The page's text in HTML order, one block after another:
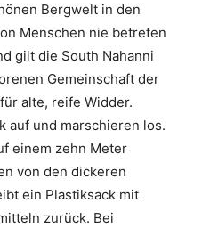
Bergwelt in den
Menschen nie betreten
gilt die South Nahanni
Gemeinschaft der
alte, reife Widder.
auf und marschieren los.
einem zehn Meter
von den dickeren
ein Plastiksack mit
zurück. Bei